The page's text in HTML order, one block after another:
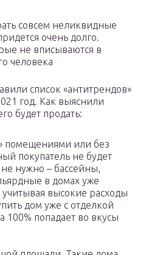
совсем неликвидные
очень долго.
не вписываются в
человека
список «антитрендов»
год. Как выяснили
будет продать:
помещениями или без
покупатель не будет
не нужно – бассейны,
в домах уже
высокие расходы
дом уже с отделкой
100% попадает во вкусы